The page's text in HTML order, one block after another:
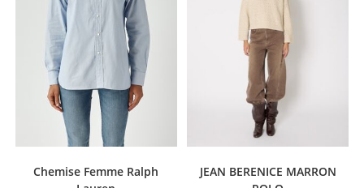
Chemise Femme Ralph
JEAN BERENICE MARRON